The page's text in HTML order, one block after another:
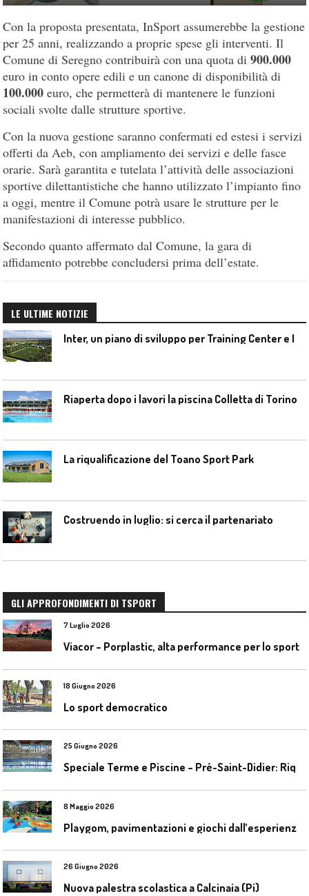
Con la proposta presentata, InSport assumerebbe la gestione
per 25 anni, realizzando a proprie spese gli interventi. Il
Comune di Seregno contribuirà con una quota di900.000
euro in conto opere edili e un canone di disponibilità di
100.000 euro, che permetterà di mantenere le funzioni
sociali svolte dalle strutture sportive.
Con la nuova gestione saranno confermati ed estesi i servizi
offerti da Aeb, con ampliamento dei servizi e delle fasce
orarie. Sarà garantita e tutelata l’attività delle associazioni
sportive dilettantistiche che hanno utilizzato l’impianto fino
a oggi, mentre il Comune potrà usare le strutture per le
manifestazioni di interesse pubblico.
Secondo quanto affermato dal Comune, la gara di
affidamento potrebbe concludersi prima dell’estate.
LE ULTIME NOTIZIE
Riaperta dopo i lavori la piscina Colletta di Torino
La riqualificazione del Toano Sport Park
Costruendo in luglio: si cerca il partenariato
GLI APPROFONDIMENTI DI TSPORT
7 Luglio 2026
Viacor – Porplastic, alta performance per lo sport
18 Giugno 2026
Lo sport democratico
25 Giugno 2026
8 Maggio 2026
26 Giugno 2026
Nuova palestra scolastica a Calcinaia (Pi)